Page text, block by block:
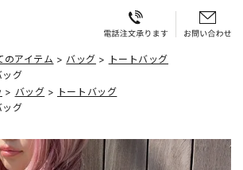
のアイテム バッグ
トートバッグ
ッグ
バッグ
トートバッグ
ッグ